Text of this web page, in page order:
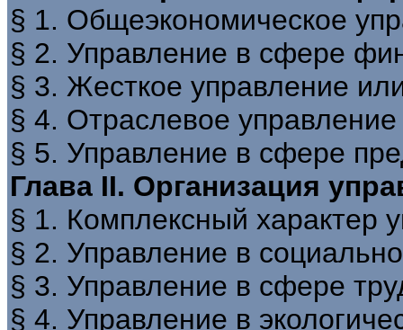
§ 1. Общеэкономическое
§ 2. Управление в сфере
§ 3. Жесткое управление
§ 4. Отраслевое управление
§ 5. Управление в сфере
Глава II. Организация
§ 1. Комплексный характер
§ 2. Управление в
§ 3. Управление в сфере
§ 4. Управление в